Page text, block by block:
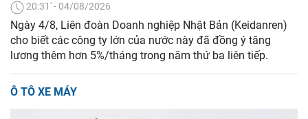
20:31' - 04/08/2026
Ngày 4/8, Liên đoàn Doanh nghiệp Nhật Bản (Keidanren)
cho biết các công ty lớn của nước này đã đồng ý tăng
lương thêm hơn 5%/tháng trong năm thứ ba liên tiếp.
Ô TÔ XE MÁY